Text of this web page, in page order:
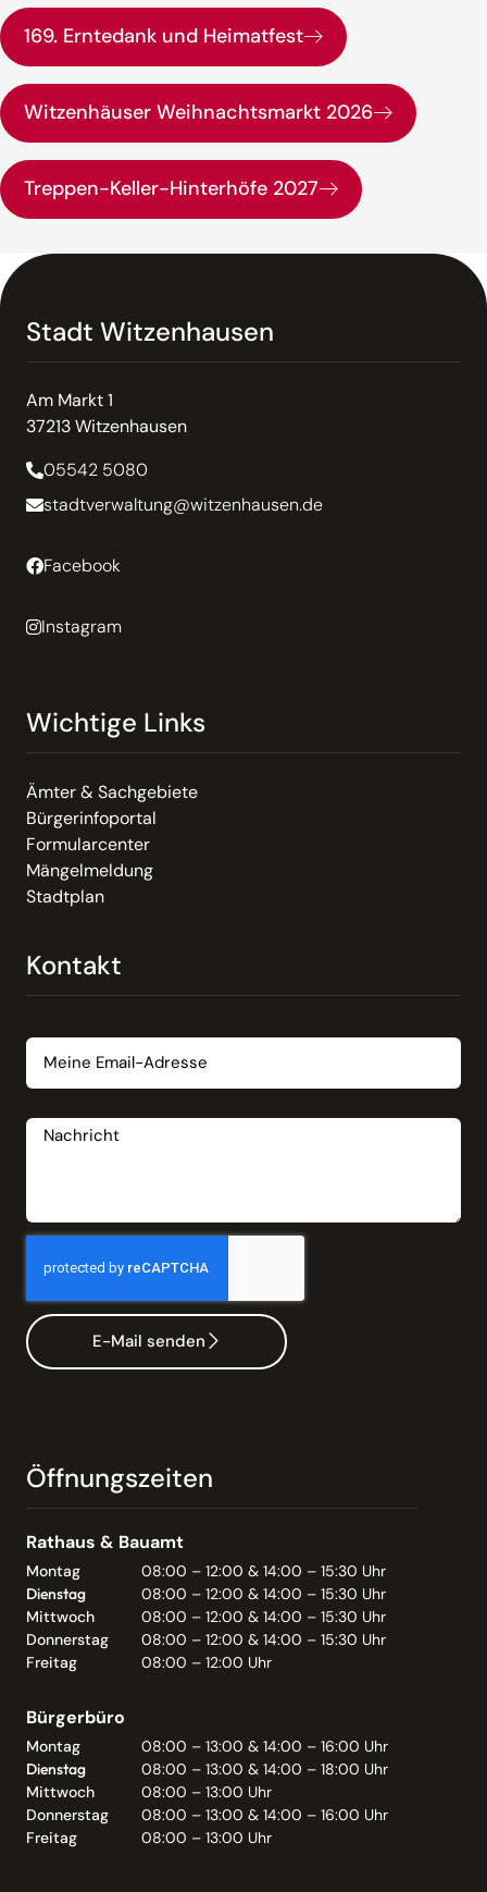
169. Erntedank und Heimatfest
Witzenhäuser Weihnachtsmarkt 2026
Treppen-Keller-Hinterhöfe 2027
Stadt Witzenhausen
Am Markt 1
37213 Witzenhausen
05542 5080
stadtverwaltung@witzenhausen.de
Facebook
Instagram
Wichtige Links
Ämter & Sachgebiete
Bürgerinfoportal
Formularcenter
Mängelmeldung
Stadtplan
Kontakt
E-Mail senden
Öffnungszeiten
Rathaus & Bauamt
Montag
08:00 – 12:00 & 14:00 – 15:30 Uhr
Dienstag
08:00 – 12:00 & 14:00 – 15:30 Uhr
Mittwoch
08:00 – 12:00 & 14:00 – 15:30 Uhr
Donnerstag
08:00 – 12:00 & 14:00 – 15:30 Uhr
Freitag
08:00 – 12:00 Uhr
Bürgerbüro
Montag
08:00 – 13:00 & 14:00 – 16:00 Uhr
Dienstag
08:00 – 13:00 & 14:00 – 18:00 Uhr
Mittwoch
08:00 – 13:00 Uhr
Donnerstag
08:00 – 13:00 & 14:00 – 16:00 Uhr
Freitag
08:00 – 13:00 Uhr